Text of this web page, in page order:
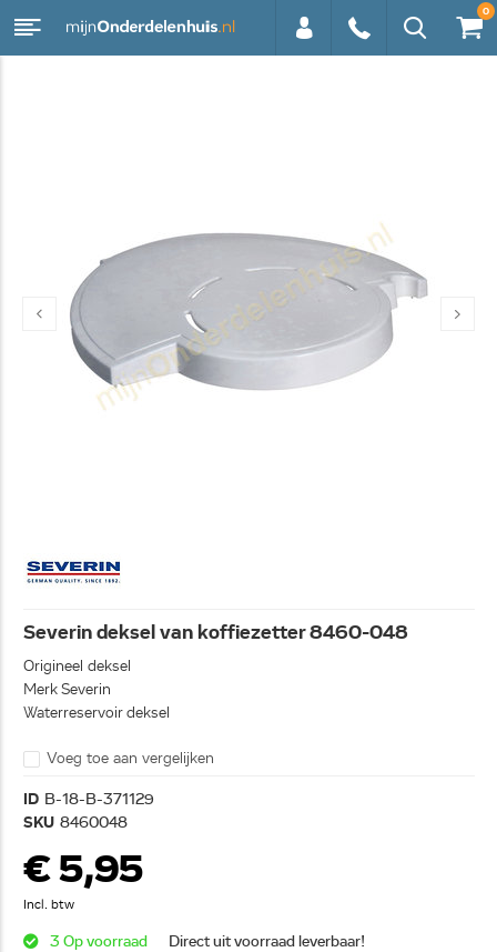
0
Severin deksel van koffiezetter 8460-048
Origineel deksel
Merk Severin
Waterreservoir deksel
Voeg toe aan vergelijken
ID B-18-B-371129
SKU 8460048
€ 5,95
Incl. btw
3 Op voorraad Direct uit voorraad leverbaar!